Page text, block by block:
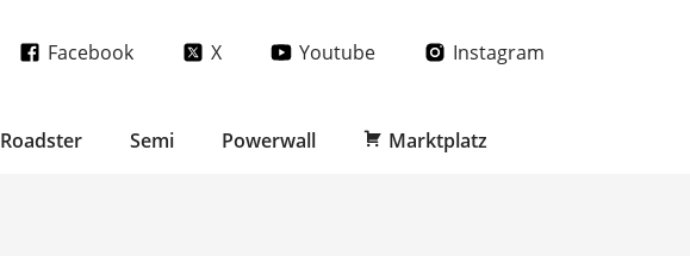
Facebook X Youtube Instagram
Roadster Semi Powerwall Marktplatz